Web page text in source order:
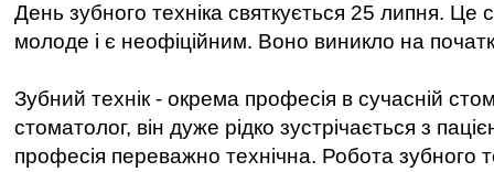
День зубного техніка святкується 25 липня. Це
молоде і є неофіційним. Воно виникло на
Зубний технік - окрема професія в сучасній
стоматолог, він дуже рідко зустрічається з
професія переважно технічна. Робота зубного